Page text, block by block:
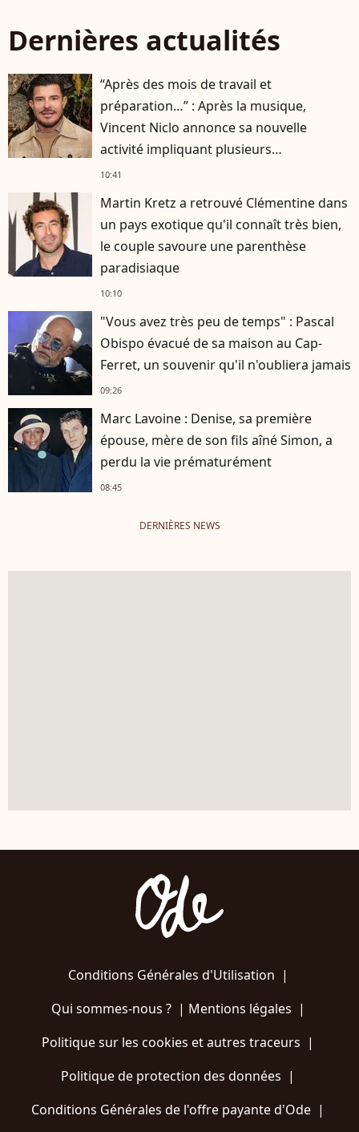
Dernières actualités
“Après des mois de travail et
préparation…” : Après la musique,
Vincent Niclo annonce sa nouvelle
activité impliquant plusieurs
personnalités
10:41
Martin Kretz a retrouvé Clémentine dans
un pays exotique qu'il connaît très bien,
le couple savoure une parenthèse
paradisiaque
10:10
"Vous avez très peu de temps" : Pascal
Obispo évacué de sa maison au Cap-
Ferret, un souvenir qu'il n'oubliera jamais
09:26
Marc Lavoine : Denise, sa première
épouse, mère de son fils aîné Simon, a
perdu la vie prématurément
08:45
DERNIÈRES NEWS
Conditions Générales d'Utilisation |
Qui sommes-nous ?| Mentions légales |
Politique sur les cookies et autres traceurs |
Politique de protection des données |
Conditions Générales de l'offre payante d'Ode |